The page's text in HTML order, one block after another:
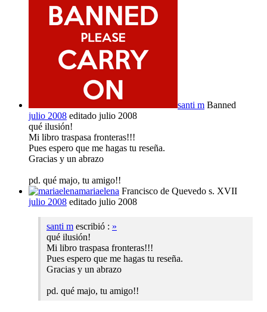
santi m Banned
julio 2008 editado julio 2008
qué ilusión!
Mi libro traspasa fronteras!!!
Pues espero que me hagas tu reseña.
Gracias y un abrazo
pd. qué majo, tu amigo!!
mariaelena Francisco de Quevedo s. XVII
julio 2008 editado julio 2008
santi m escribió : »
qué ilusión!
Mi libro traspasa fronteras!!!
Pues espero que me hagas tu reseña.
Gracias y un abrazo
pd. qué majo, tu amigo!!